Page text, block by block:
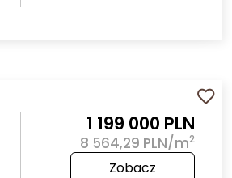
1 199 000 PLN
8 564,29 PLN/m2
Zobacz